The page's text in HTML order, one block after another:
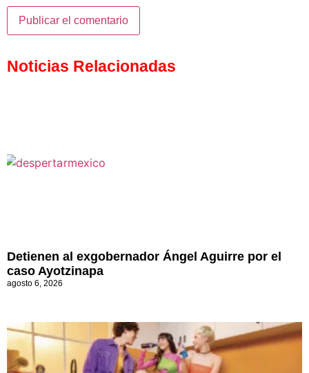
Noticias Relacionadas
Detienen al exgobernador Ángel Aguirre por el
caso Ayotzinapa
agosto 6, 2026